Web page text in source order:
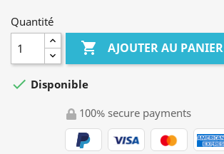
Quantité
 AJOUTER AU PANIER
 Disponible
100% secure payments